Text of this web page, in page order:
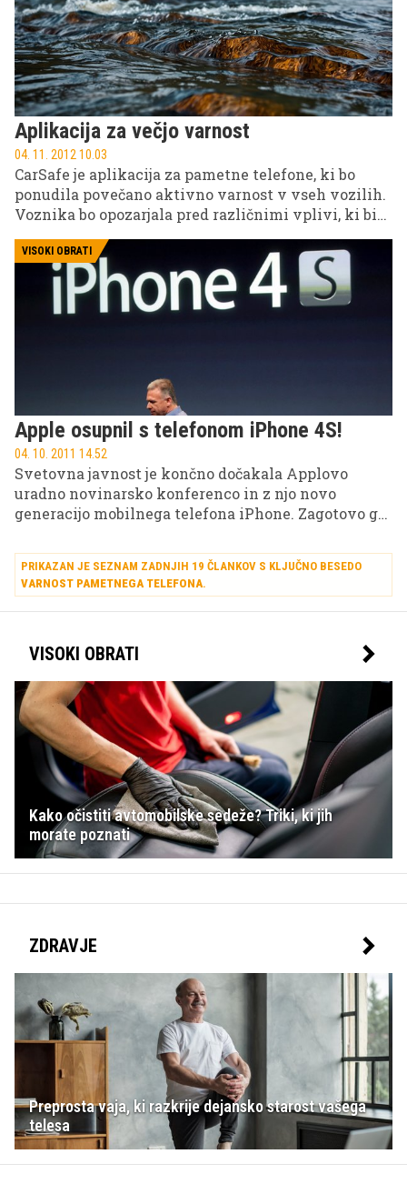
Aplikacija za večjo varnost
04. 11. 2012 10.03
CarSafe je aplikacija za pametne telefone, ki bo
ponudila povečano aktivno varnost v vseh vozilih.
Voznika bo opozarjala pred različnimi vplivi, ki bi
lahko ogrozili njegovo varnost.
VISOKI OBRATI
Apple osupnil s telefonom iPhone 4S!
04. 10. 2011 14.52
Svetovna javnost je končno dočakala Applovo
uradno novinarsko konferenco in z njo novo
generacijo mobilnega telefona iPhone. Zagotovo gre
zadnjih let, ki bo v veliki meri krojil nadaljnjo usodo
"jabolčnega" podjetja.
PRIKAZAN JE SEZNAM ZADNJIH 19 ČLANKOV S KLJUČNO BESEDO
VARNOST PAMETNEGA TELEFONA.
VISOKI OBRATI
Kako očistiti avtomobilske sedeže? Triki, ki jih
morate poznati
ZDRAVJE
Preprosta vaja, ki razkrije dejansko starost vašega
telesa